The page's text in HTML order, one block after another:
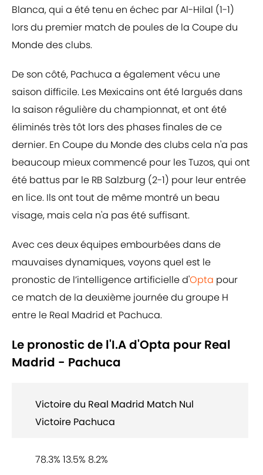
Blanca, qui a été tenu en échec par Al-Hilal (1-1)
lors du premier match de poules de la Coupe du
Monde des clubs.
De son côté, Pachuca a également vécu une
saison difficile. Les Mexicains ont été largués dans
la saison régulière du championnat, et ont été
éliminés très tôt lors des phases finales de ce
dernier. En Coupe du Monde des clubs cela n'a pas
beaucoup mieux commencé pour les Tuzos, qui ont
été battus par le RB Salzburg (2-1) pour leur entrée
en lice. Ils ont tout de même montré un beau
visage, mais cela n'a pas été suffisant.
Avec ces deux équipes embourbées dans de
mauvaises dynamiques, voyons quel est le
pronostic de l’intelligence artificielle d'Opta pour
ce match de la deuxième journée du groupe H
entre le Real Madrid et Pachuca.
Le pronostic de l'I.A d'Opta pour Real
Madrid - Pachuca
Victoire du Real Madrid Match Nul
Victoire Pachuca
78.3% 13.5% 8.2%